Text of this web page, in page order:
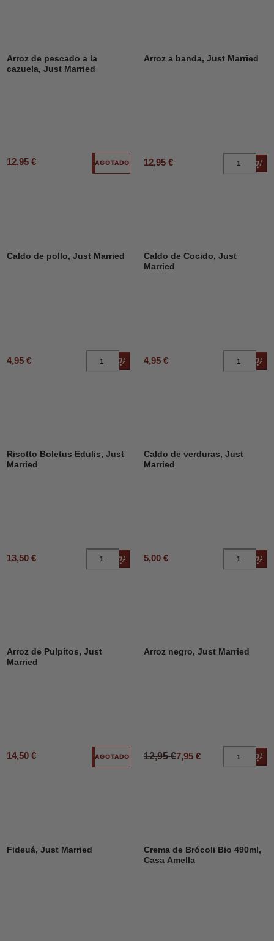
Arroz de pescado a la
cazuela, Just Married
12,95 € AGOTADO
Arroz a banda, Just Married
12,95 €
Caldo de pollo, Just Married
4,95 € Añadir al carrito
Caldo de Cocido, Just
Married
4,95 €
Risotto Boletus Edulis, Just
Married
13,50 € Añadir al carrito
Caldo de verduras, Just
Married
5,00 €
Arroz de Pulpitos, Just
Married
14,50 € AGOTADO
DESCUENTO 39%
Arroz negro, Just Married
12,95 €7,95 €
Fideuá, Just Married DESCUENTO45%
Crema de Brócoli Bio 490ml,
Casa Amella